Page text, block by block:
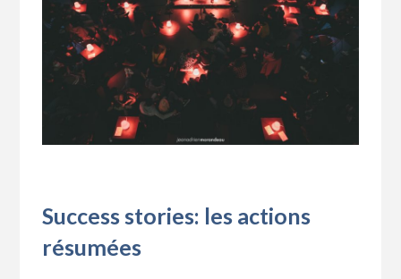
Success stories: les actions
résumées